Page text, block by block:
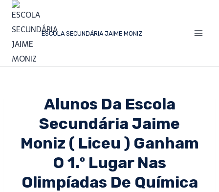
ESCOLA SECUNDÁRIA JAIME MONIZ
Alunos Da Escola
Secundária Jaime
Moniz ( Liceu ) Ganham
O 1.º Lugar Nas
Olimpíadas De Química